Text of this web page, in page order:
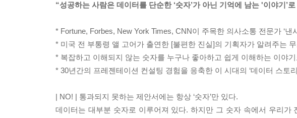
“성공하는 사람은 데이터를 단순한 ‘숫자’가 아닌 기억에 남는 '이야기’
* Fortune, Forbes, New York Times, CNN이 주목한 의사소통 전문가 ‘낸
* 미국 전 부통령 앨 고어가 출연한 [불편한 진실]의 기획자가 알려주는
* 복잡하고 이해되지 않는 숫자를 누구나 좋아하고 쉽게 이해하는 이야
* 30년간의 프레젠테이션 컨설팅 경험을 응축한 이 시대의 ‘데이터 스토
| NO! | 통과되지 못하는 제안서에는 항상 ‘숫자’만 있다.
데이터는 대부분 숫자로 이루어져 있다. 하지만 그 숫자 속에서 우리